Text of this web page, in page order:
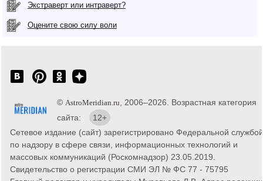
Экстраверт или интраверт?
Оцените свою силу воли
© AstroMeridian.ru , 2006–2026. Возрастная категория
сайта:
12+
Сетевое издание (сайт) зарегистрировано Федеральной службой
по надзору в сфере связи, информационных технологий и
массовых коммуникаций (Роскомнадзор) 23.05.2019.
Свидетельство о регистрации СМИ ЭЛ № ФС 77 - 75795